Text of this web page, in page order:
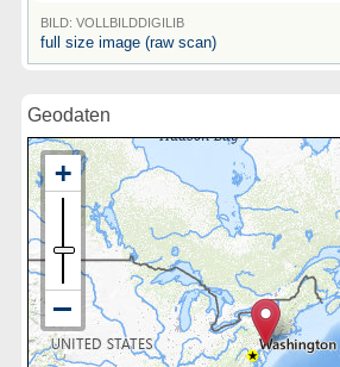
BILD: VOLLBILDDIGILIB
full size image (raw scan)
Geodaten